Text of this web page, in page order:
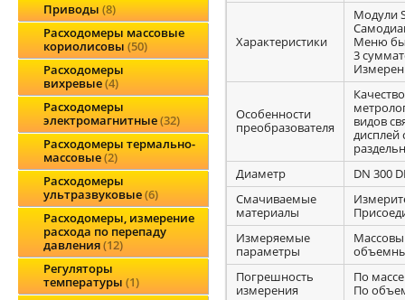
Приводы 8
Расходомеры массовые
кориолисовы 50
Расходомеры
вихревые 4
Расходомеры
электромагнитные 32
Расходомеры термально-
массовые 2
Расходомеры
ультразвуковые 6
Расходомеры, измерение
расхода по перепаду
давления 12
Регуляторы
температуры 1
Характеристики
Модули
Меню
3
Особенности
преобразователя
видов
дисплей
Диаметр
DN 300
Смачиваемые
материалы
Измеряемые
параметры
Погрешность
измерения
По
По